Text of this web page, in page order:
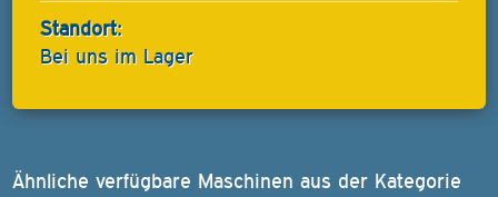
Standort:
Bei uns im Lager
Ähnliche verfügbare Maschinen aus der Kategorie